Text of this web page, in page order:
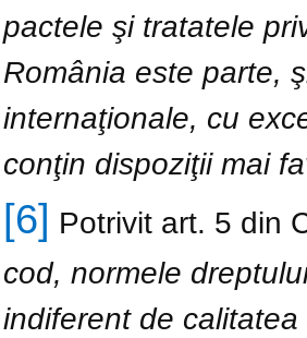
pactele şi tratatele
România este parte,
internaţionale, cu
conţin dispoziţii mai
[6] Potrivit art. 5 din
cod, normele
indiferent de